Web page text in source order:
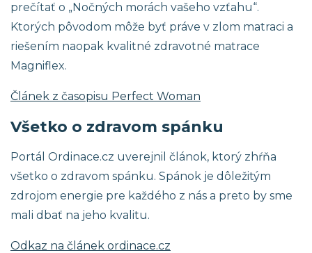
prečítať o „Nočných morách vašeho vzťahu“.
Ktorých pôvodom môže byť práve v zlom matraci a
riešením naopak kvalitné zdravotné matrace
Magniflex.
Článek z časopisu Perfect Woman
Všetko o zdravom spánku
Portál Ordinace.cz uverejnil článok, ktorý zhŕňa
všetko o zdravom spánku. Spánok je dôležitým
zdrojom energie pre každého z nás a preto by sme
mali dbať na jeho kvalitu.
Odkaz na článek ordinace.cz